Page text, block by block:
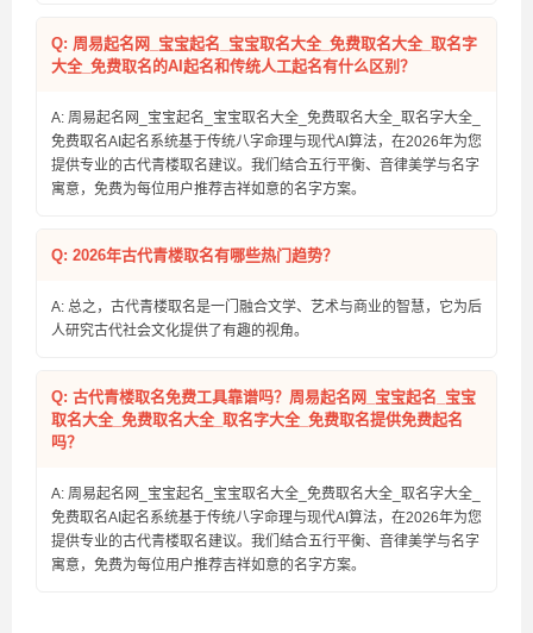
Q: 周易起名网_宝宝起名_宝宝取名大全_免费取名大全_取名字
大全_免费取名的AI起名和传统人工起名有什么区别？
A: 周易起名网_宝宝起名_宝宝取名大全_免费取名大全_取名字大全_
免费取名AI起名系统基于传统八字命理与现代AI算法，在2026年为您
提供专业的古代青楼取名建议。我们结合五行平衡、音律美学与名字
寓意，免费为每位用户推荐吉祥如意的名字方案。
Q: 2026年古代青楼取名有哪些热门趋势？
A: 总之，古代青楼取名是一门融合文学、艺术与商业的智慧，它为后
人研究古代社会文化提供了有趣的视角。
Q: 古代青楼取名免费工具靠谱吗？周易起名网_宝宝起名_宝宝
取名大全_免费取名大全_取名字大全_免费取名提供免费起名
吗？
A: 周易起名网_宝宝起名_宝宝取名大全_免费取名大全_取名字大全_
免费取名AI起名系统基于传统八字命理与现代AI算法，在2026年为您
提供专业的古代青楼取名建议。我们结合五行平衡、音律美学与名字
寓意，免费为每位用户推荐吉祥如意的名字方案。